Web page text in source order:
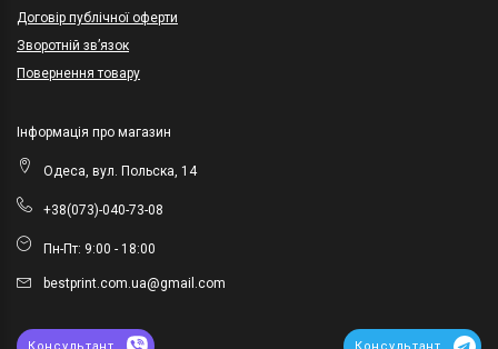
Договір публічної оферти
Зворотній зв’язок
Повернення товару
Інформація про магазин
Одеса, вул. Польска, 14
+38(073)-040-73-08
Пн-Пт: 9:00 - 18:00
bestprint.com.ua@gmail.com
Консультант Консультант